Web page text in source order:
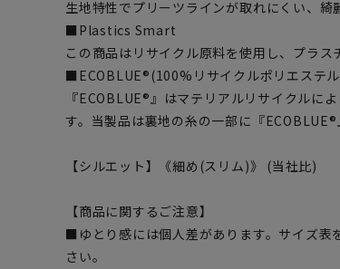
生地特性でプリーツラインが取れにくい、綺
■Plastics Smart
この商品はリサイクル原料を使用し、プラス
■ECOBLUE®(100%リサイクルポリエステ
『ECOBLUE®』はマテリアルリサイクルに
す。当製品は裏地の糸の一部に『ECOBLUE®
【シルエット】《細め(スリム)》 (当社比)
【商品に関するご注意】
■ゆとり感には個人差があります。サイズ表
さい。